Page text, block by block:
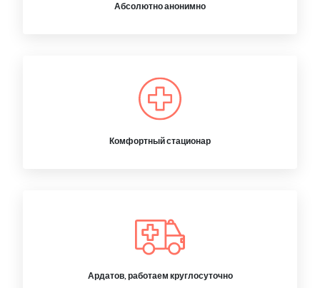
Абсолютно анонимно
Комфортный стационар
Ардатов, работаем круглосуточно